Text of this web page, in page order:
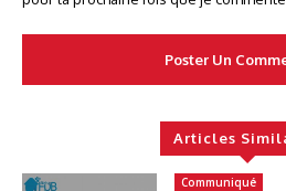
Articles
Communiqué